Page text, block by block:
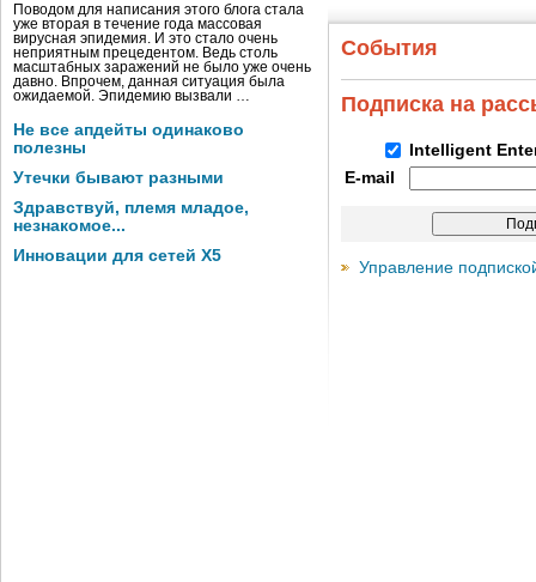
Поводом для написания этого блога стала
уже вторая в течение года массовая
вирусная эпидемия. И это стало очень
неприятным прецедентом. Ведь столь
масштабных заражений не было уже очень
давно. Впрочем, данная ситуация была
ожидаемой. Эпидемию вызвали …
Не все апдейты одинаково
полезны
Утечки бывают разными
Здравствуй, племя младое,
незнакомое...
Инновации для сетей X5
События
Подписка на
Intelligent
E-mail
Управление